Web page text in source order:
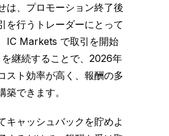
は、プロモーション終了後
を行うトレーダーにとって
IC Markets で取引を開始
継続することで、2026年
スト効率が高く、報酬の多
築できます。
キャッシュバックを貯めよ